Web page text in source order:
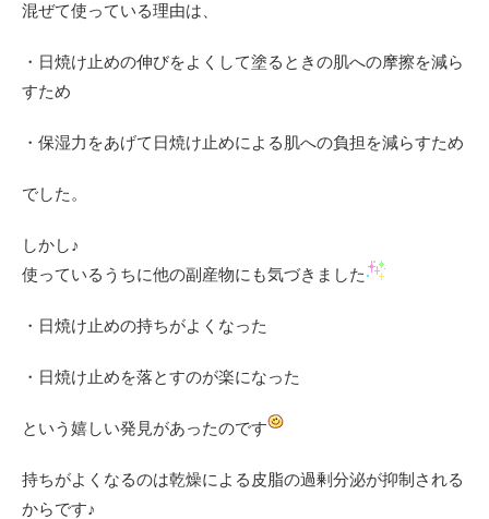
混ぜて使っている理由は、
・日焼け止めの伸びをよくして塗るときの肌への摩擦を減ら
すため
・保湿力をあげて日焼け止めによる肌への負担を減らすため
でした。
しかし♪
使っているうちに他の副産物にも気づきました
・日焼け止めの持ちがよくなった
・日焼け止めを落とすのが楽になった
という嬉しい発見があったのです
持ちがよくなるのは乾燥による皮脂の過剰分泌が抑制される
からです♪